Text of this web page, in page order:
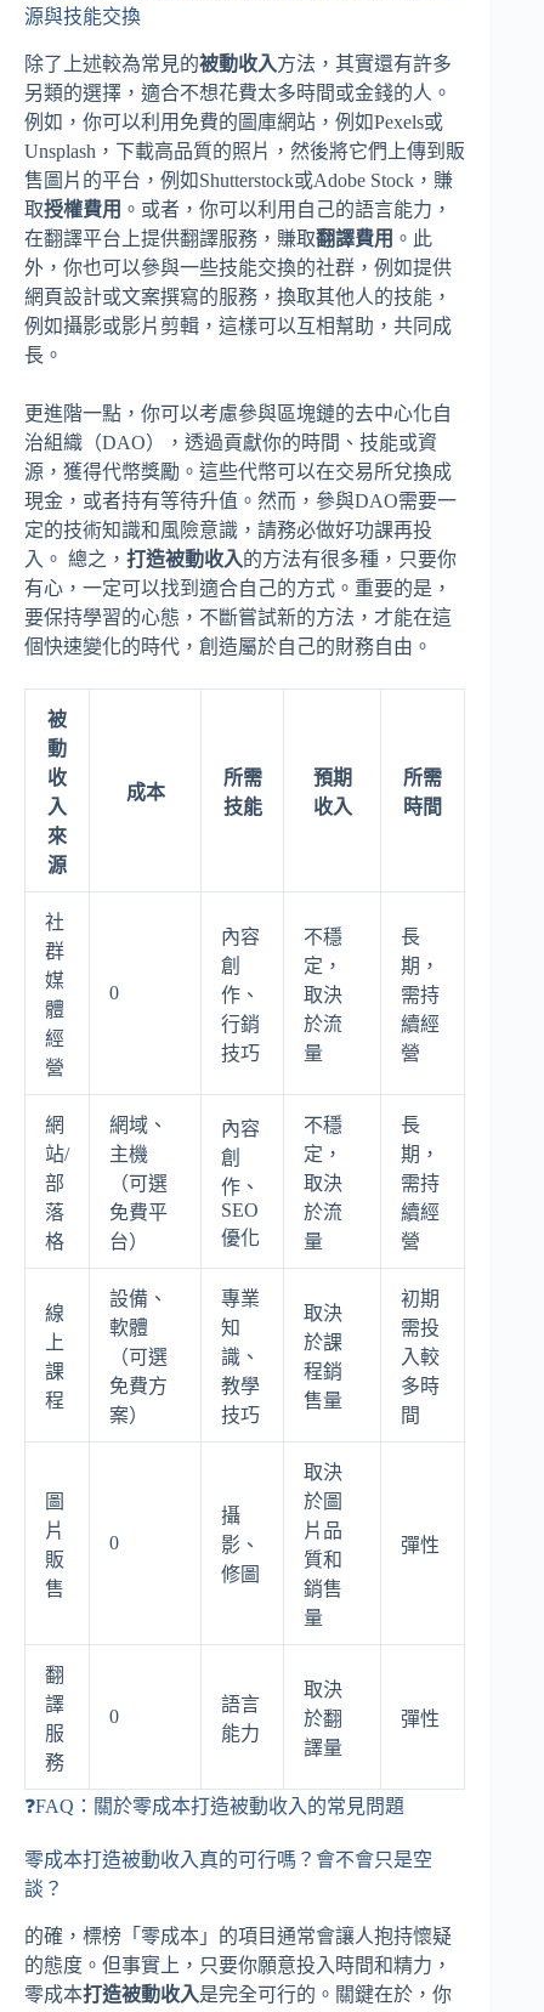
源與技能交換
除了上述較為常見的被動收入方法，其實還有許多
另類的選擇，適合不想花費太多時間或金錢的人。
例如，你可以利用免費的圖庫網站，例如Pexels或
Unsplash，下載高品質的照片，然後將它們上傳到販
售圖片的平台，例如Shutterstock或Adobe Stock，賺
取授權費用 。或者，你可以利用自己的語言能力，
在翻譯平台上提供翻譯服務，賺取翻譯費用 。此
外，你也可以參與一些技能交換的社群，例如提供
網頁設計或文案撰寫的服務，換取其他人的技能，
例如攝影或影片剪輯，這樣可以互相幫助，共同成
長。
更進階一點，你可以考慮參與區塊鏈的去中心化自
治組織（DAO），透過貢獻你的時間、技能或資
源，獲得代幣獎勵。這些代幣可以在交易所兌換成
現金，或者持有等待升值。然而，參與DAO需要一
定的技術知識和風險意識，請務必做好功課再投
入。 總之， 打造被動收入的方法有很多種，只要你
有心，一定可以找到適合自己的方式。重要的是，
要保持學習的心態，不斷嘗試新的方法，才能在這
個快速變化的時代，創造屬於自己的財務自由。
被
動
收
入
來
源
成本
所需
技能
預期
收入
所需
時間
社
群
媒
體
經
營
0
內容
創
作、
行銷
技巧
不穩
定，
取決
於流
量
長
期，
需持
續經
營
網
站/
部
落
格
網域、
主機
（可選
免費平
台）
內容
創
作、
SEO
優化
不穩
定，
取決
於流
量
長
期，
需持
續經
營
線
上
課
程
設備、
軟體
（可選
免費方
案）
專業
知
識、
教學
技巧
取決
於課
程銷
售量
初期
需投
入較
多時
間
圖
片
販
售
0
攝
影、
修圖
取決
於圖
片品
質和
銷售
量
彈性
翻
譯
服
務
0
語言
能力
取決
於翻
譯量
彈性
❓FAQ：關於零成本打造被動收入的常見問題
零成本打造被動收入真的可行嗎？會不會只是空
談？
的確，標榜「零成本」的項目通常會讓人抱持懷疑
的態度。但事實上，只要你願意投入時間和精力，
零成本打造被動收入是完全可行的。關鍵在於，你